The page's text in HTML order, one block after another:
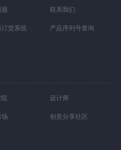
联系我们
货系统 产品序列号查询
设计师
创意分享社区